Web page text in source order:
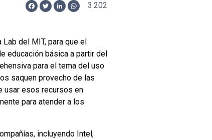
Facebook
TwitterLinkedInWhatsApp
3.202
del MIT, para que el
educación básica a partir del
para el tema del uso
saquen provecho de las
usar esos recursos en
para atender a los
incluyendo Intel,